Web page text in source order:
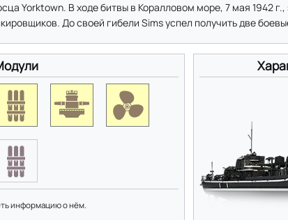
Yorktown. В ходе битвы в Коралловом море, 7 мая 1942
До своей гибели Sims успел получить две
информацию о нём.